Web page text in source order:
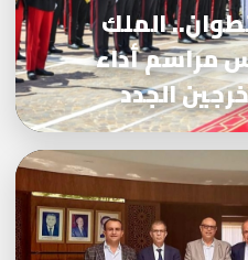
الملك
مراسم أداء
الجدد